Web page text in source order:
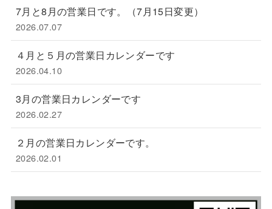
7月と8月の営業日です。（7月15日変更）
2026.07.07
４月と５月の営業日カレンダーです
2026.04.10
3月の営業日カレンダーです
2026.02.27
２月の営業日カレンダーです。
2026.02.01